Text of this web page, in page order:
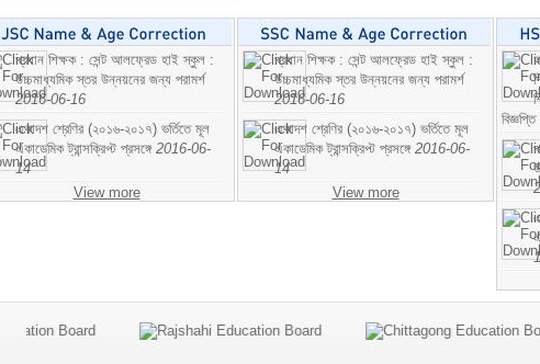
প্রধান শিক্ষক : সেন্ট আলফ্রেড হাই স্কুল :
উচ্চমাধ্যমিক স্তর উন্নয়নের জন্য পরামর্শ
2016-06-16
একাদশ শ্রেণির (২০১৬-২০১৭) ভর্তিতে মূল
একাডেমিক ট্রান্সক্রিপ্ট প্রসঙ্গে 2016-06-
14
View more
প্রধান শিক্ষক : সেন্ট আলফ্রেড হাই স্কুল :
উচ্চমাধ্যমিক স্তর উন্নয়নের জন্য পরামর্শ
2016-06-16
একাদশ শ্রেণির (২০১৬-২০১৭) ভর্তিতে মূল
একাডেমিক ট্রান্সক্রিপ্ট প্রসঙ্গে 2016-06-
14
View more